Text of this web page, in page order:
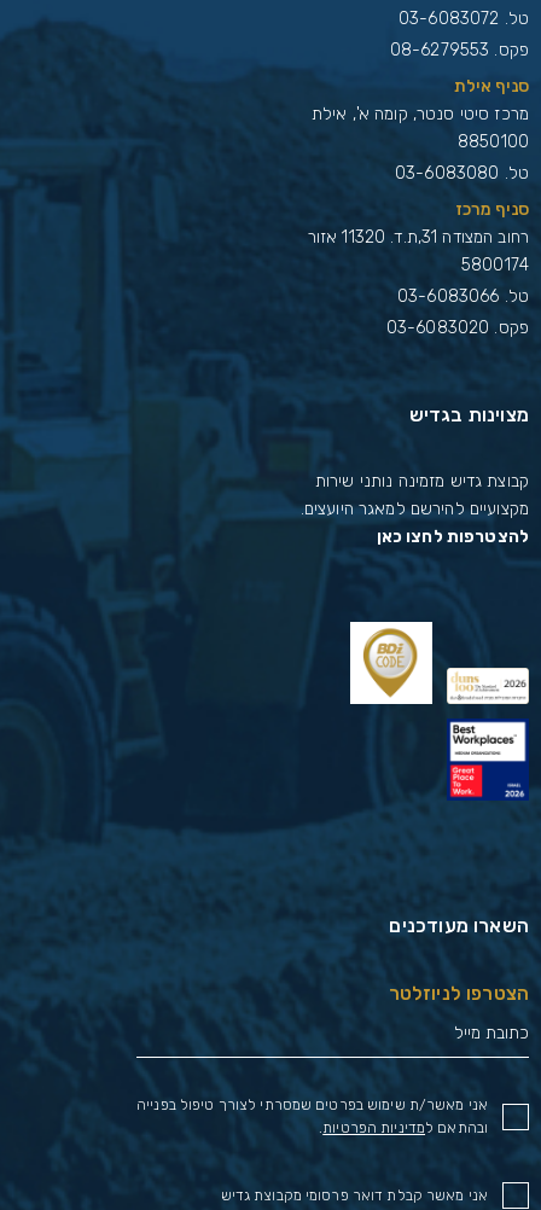
טל. 03-6083072
פקס. 08-6279553
סניף אילת
מרכז סיטי סנטר, קומה א', אילת
8850100
טל. 03-6083080
סניף מרכז
רחוב המצודה 31,ת.ד. 11320 אזור
5800174
טל. 03-6083066
פקס. 03-6083020
מצוינות בגדיש
קבוצת גדיש מזמינה נותני שירות
מקצועיים להירשם למאגר היועצים.
להצטרפות לחצו כאן
השארו מעודכנים
הצטרפו לניוזלטר
אני מאשר/ת שימוש בפרטים שמסרתי לצורך טיפול בפנייה
ובהתאם למדיניות הפרטיות.
אני מאשר קבלת דואר פרסומי מקבוצת גדיש